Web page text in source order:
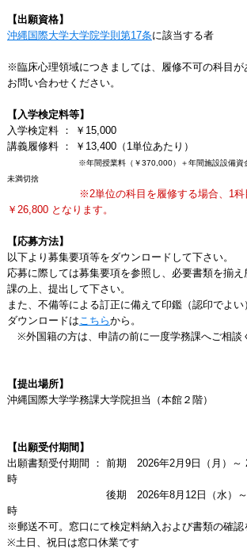
【出願資格】
沖縄国際大学大学院学則第17条に該当する者
※臨床心理領域につきましては、履修不可の科目が
お問い合わせください。
【入学検定料等】
入学検定料 ： ￥15,000
講義履修料 ： ￥13,400（1単位あたり）
※年間授業料（￥370,000）＋年間施設設備資金（
未満切捨
※2単位の科目を履修する場合、1
￥26,800 となります。
【応募方法】
以下より募集要項等をダウンロードして下さい。
応募に際しては募集要項を参照し、必要書類を揃
課の上、提出して下さい。
また、不備等による訂正に備えて印鑑（認印でよい
ダウンロードは こちらから。
※外国籍の方は、申請の前に一度学務課へご相談
【提出場所】
沖縄国際大学学務課大学院担当（本館２階）
【出願受付期間】
出願書類受付期間 ： 前期 2026年2月9日（月）～
時
後期 2026年8月12日（水）～ 8月
時
※郵送不可。窓口にて検定料納入および書類の確認
※土日、祝日は窓口休業です